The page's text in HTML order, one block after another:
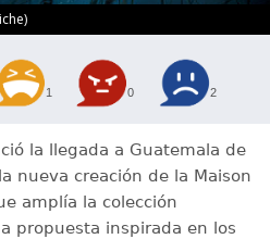
1 0 2
la llegada a Guatemala de
nueva creación de la Maison
amplía la colección
propuesta inspirada en los